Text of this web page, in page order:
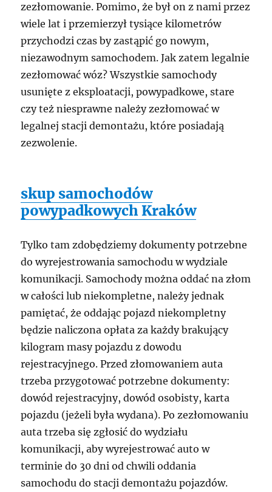
zezłomowanie. Pomimo, że był on z nami przez
wiele lat i przemierzył tysiące kilometrów
przychodzi czas by zastąpić go nowym,
niezawodnym samochodem. Jak zatem legalnie
zezłomować wóz? Wszystkie samochody
usunięte z eksploatacji, powypadkowe, stare
czy też niesprawne należy zezłomować w
legalnej stacji demontażu, które posiadają
zezwolenie.
skup samochodów
powypadkowych Kraków
Tylko tam zdobędziemy dokumenty potrzebne
do wyrejestrowania samochodu w wydziale
komunikacji. Samochody można oddać na złom
w całości lub niekompletne, należy jednak
pamiętać, że oddając pojazd niekompletny
będzie naliczona opłata za każdy brakujący
kilogram masy pojazdu z dowodu
rejestracyjnego. Przed złomowaniem auta
trzeba przygotować potrzebne dokumenty:
dowód rejestracyjny, dowód osobisty, karta
pojazdu (jeżeli była wydana). Po zezłomowaniu
auta trzeba się zgłosić do wydziału
komunikacji, aby wyrejestrować auto w
terminie do 30 dni od chwili oddania
samochodu do stacji demontażu pojazdów.